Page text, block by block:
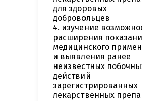
для здоровых
добровольцев
4. изучение
расширения
медицинского
и выявления ранее
неизвестных
действий
зарегистрированных
лекарственных